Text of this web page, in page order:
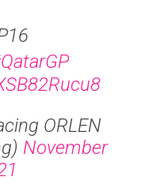
ORLEN
November